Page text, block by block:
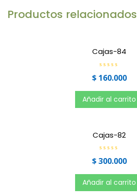
Productos relacionados
Cajas-84
V
a
o
r
a
d
d
5
$160.000
Añadir al carrito
Cajas-82
V
a
o
r
a
d
$300.000
Añadir al carrito